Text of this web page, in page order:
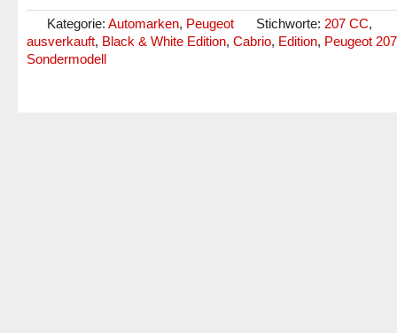
Kategorie: Automarken, Peugeot Stichworte: 207 CC,
ausverkauft, Black & White Edition, Cabrio, Edition, Peugeot
Sondermodell